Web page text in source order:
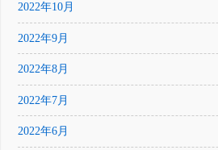
2022年10月
2022年9月
2022年8月
2022年7月
2022年6月